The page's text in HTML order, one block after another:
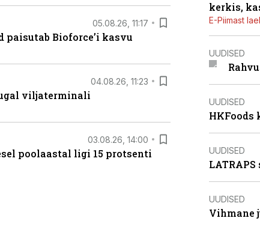
05.08.26, 11:17
paisutab Bioforce’i kasvu
04.08.26, 11:23
viljaterminali
03.08.26, 14:00
poolaastal ligi 15 protsenti
kerkis,
E-Piimast
UUDISED
UUDISED
UUDISED
UUDISED
Vihmane